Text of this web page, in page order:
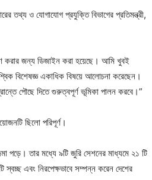
তথ্য ও যোগাযোগ প্রযুক্তি বিভাগের প্রতিমন্ত্রী,
করার জন্য ডিজাইন করা হয়েছে। আমি খুবই
বিশেষজ্ঞ একাধিক বিষয়ে আলোচনা করেছেন।
পৌছে দিতে গুরুত্বপূর্ণ ভূমিকা পালন করবে।”
ছিলো পরিপূর্ণ।
পড়ে। তার মধ্যে ৯টি জুরি সেশনের মাধ্যমে ২১ টি
এবং নিরপেক্ষভাবে সম্পন্ন করেন দেশের